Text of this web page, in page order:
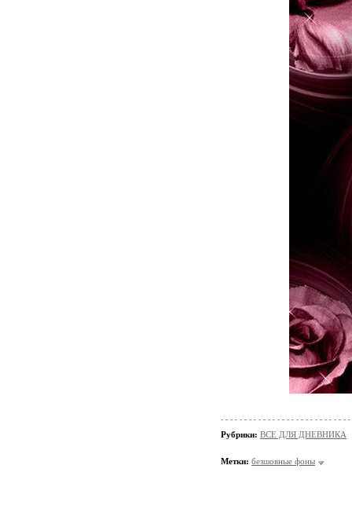
Рубрики: ВСЕ ДЛЯ ДНЕВНИКА
Метки: безшовные фоны